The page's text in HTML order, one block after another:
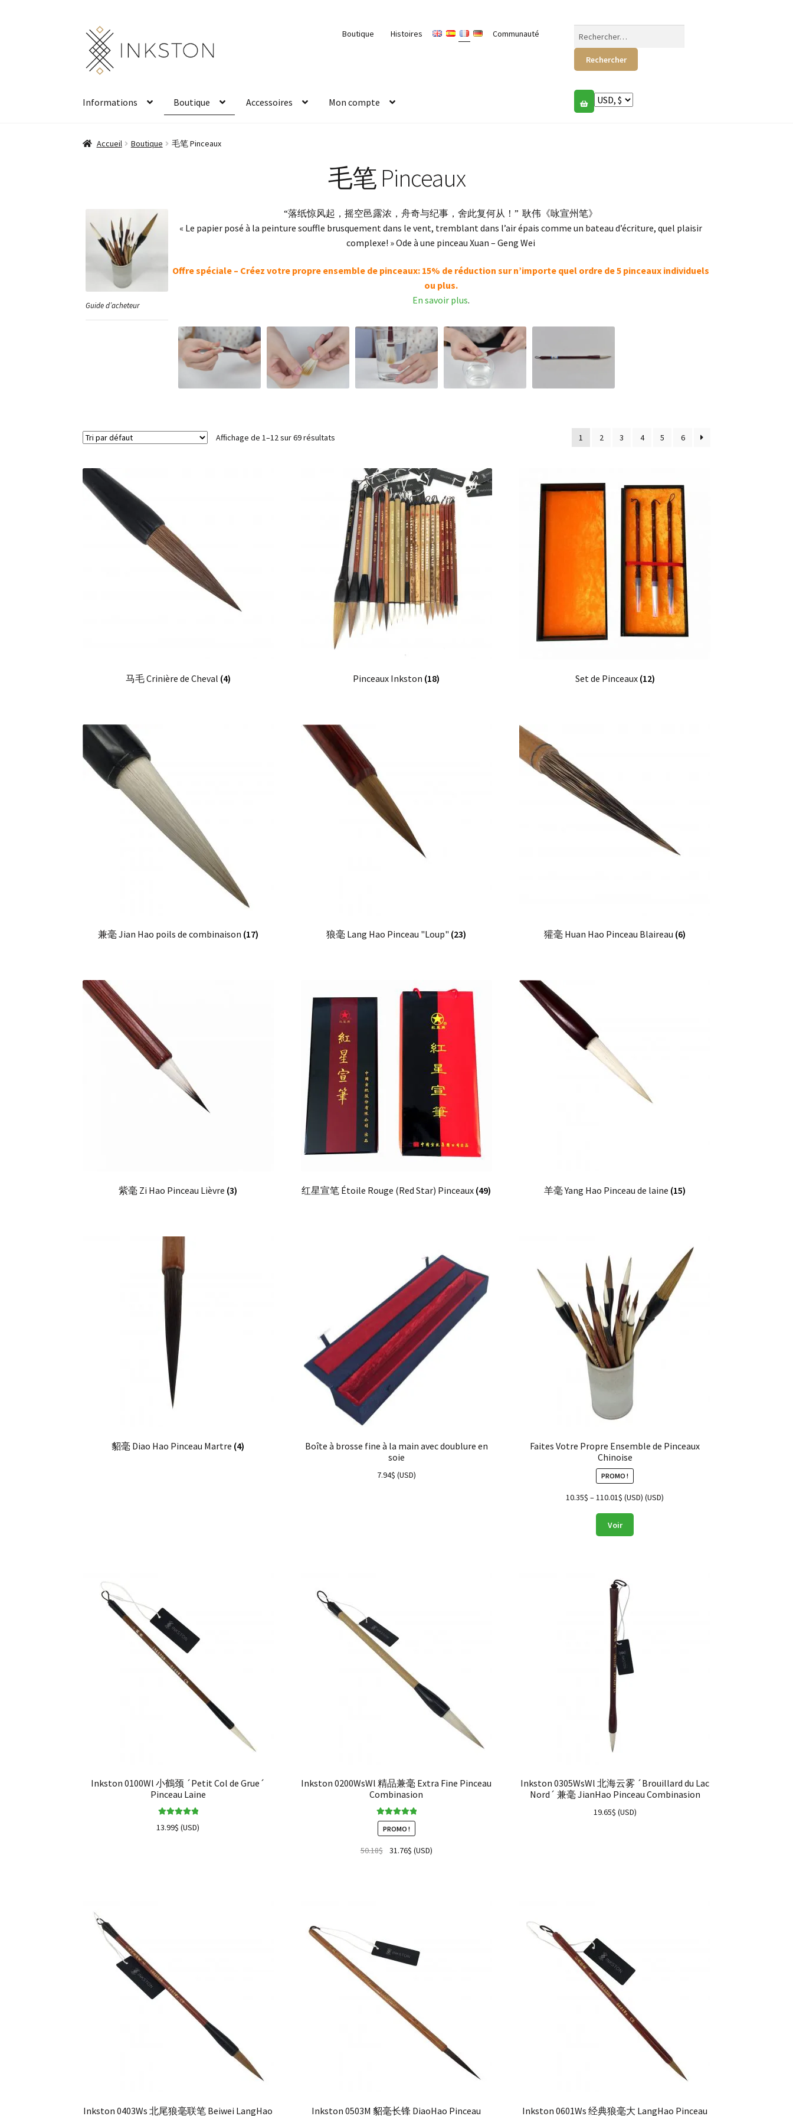
Aller
la
navigation
Aller
au
contenu
Boutique Histoires Communauté
Informations Boutique Accessoires Mon compte
Accueil Boutique 毛笔 Pinceaux
毛笔 Pinceaux
Guide d’acheteur
“落纸惊风起，摇空邑露浓，舟奇与纪事，舍此复何从！” 耿伟《咏宣州笔》
« Le papier posé à la peinture souffle brusquement dans le vent, tremblant dans l’air épais comme un bateau d’écriture, quel plaisir
complexe! » Ode à une pinceau Xuan – Geng Wei
Offre spéciale – Créez votre propre ensemble de pinceaux: 15% de réduction sur n’importe quel ordre de 5 pinceaux individuels
ou plus.
En savoir plus.
Affichage de 1–12 sur 69 résultats 1 2 3 4 5 6
马毛 Crinière de Cheval (4) Pinceaux Inkston (18) Set de Pinceaux (12)
兼毫 Jian Hao poils de combinaison (17) 狼毫 Lang Hao Pinceau "Loup" (23) 獾毫 Huan Hao Pinceau Blaireau (6)
紫毫 Zi Hao Pinceau Lièvre (3) 红星宣笔 Étoile Rouge (Red Star) Pinceaux (49) 羊毫 Yang Hao Pinceau de laine (15)
貂毫 Diao Hao Pinceau Martre (4)
Boîte à brosse fine à la main avec doublure en
soie
7.94$ (USD)
Faites Votre Propre Ensemble de Pinceaux
Chinoise
PROMO !
10.35$ –110.01$ (USD) (USD)
Voir
Inkston 0100Wl 小鶴颈 ´Petit Col de Grue´
Pinceau Laine
5
13.99$ (USD)
Inkston 0200WsWl 精品兼毫 Extra Fine Pinceau
Combinasion
Note5.00sur
5
PROMO !
50.18$ 31.76$ (USD)
Inkston 0305WsWl 北海云雾 ´Brouillard du Lac
Nord´ 兼毫 JianHao Pinceau Combinasion
19.65$ (USD)
Inkston 0403Ws 北尾狼毫联笔 Beiwei LangHao Inkston 0503M 貂毫长锋 DiaoHao Pinceau Inkston 0601Ws 经典狼毫大 LangHao Pinceau